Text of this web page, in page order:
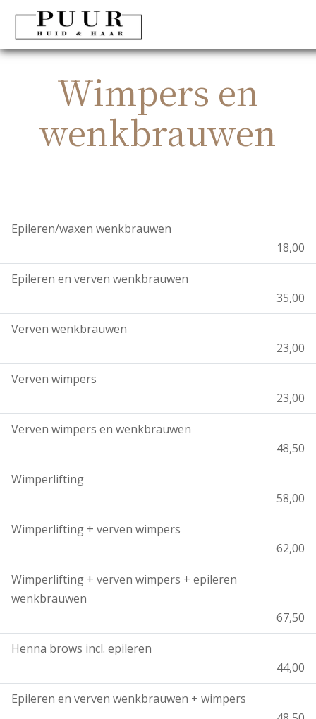
Wimpers en
wenkbrauwen
Epileren/waxen wenkbrauwen
18,00
Epileren en verven wenkbrauwen
35,00
Verven wenkbrauwen
23,00
Verven wimpers
23,00
Verven wimpers en wenkbrauwen
48,50
Wimperlifting
58,00
Wimperlifting + verven wimpers
62,00
Wimperlifting + verven wimpers + epileren
wenkbrauwen
67,50
Henna brows incl. epileren
44,00
Epileren en verven wenkbrauwen + wimpers